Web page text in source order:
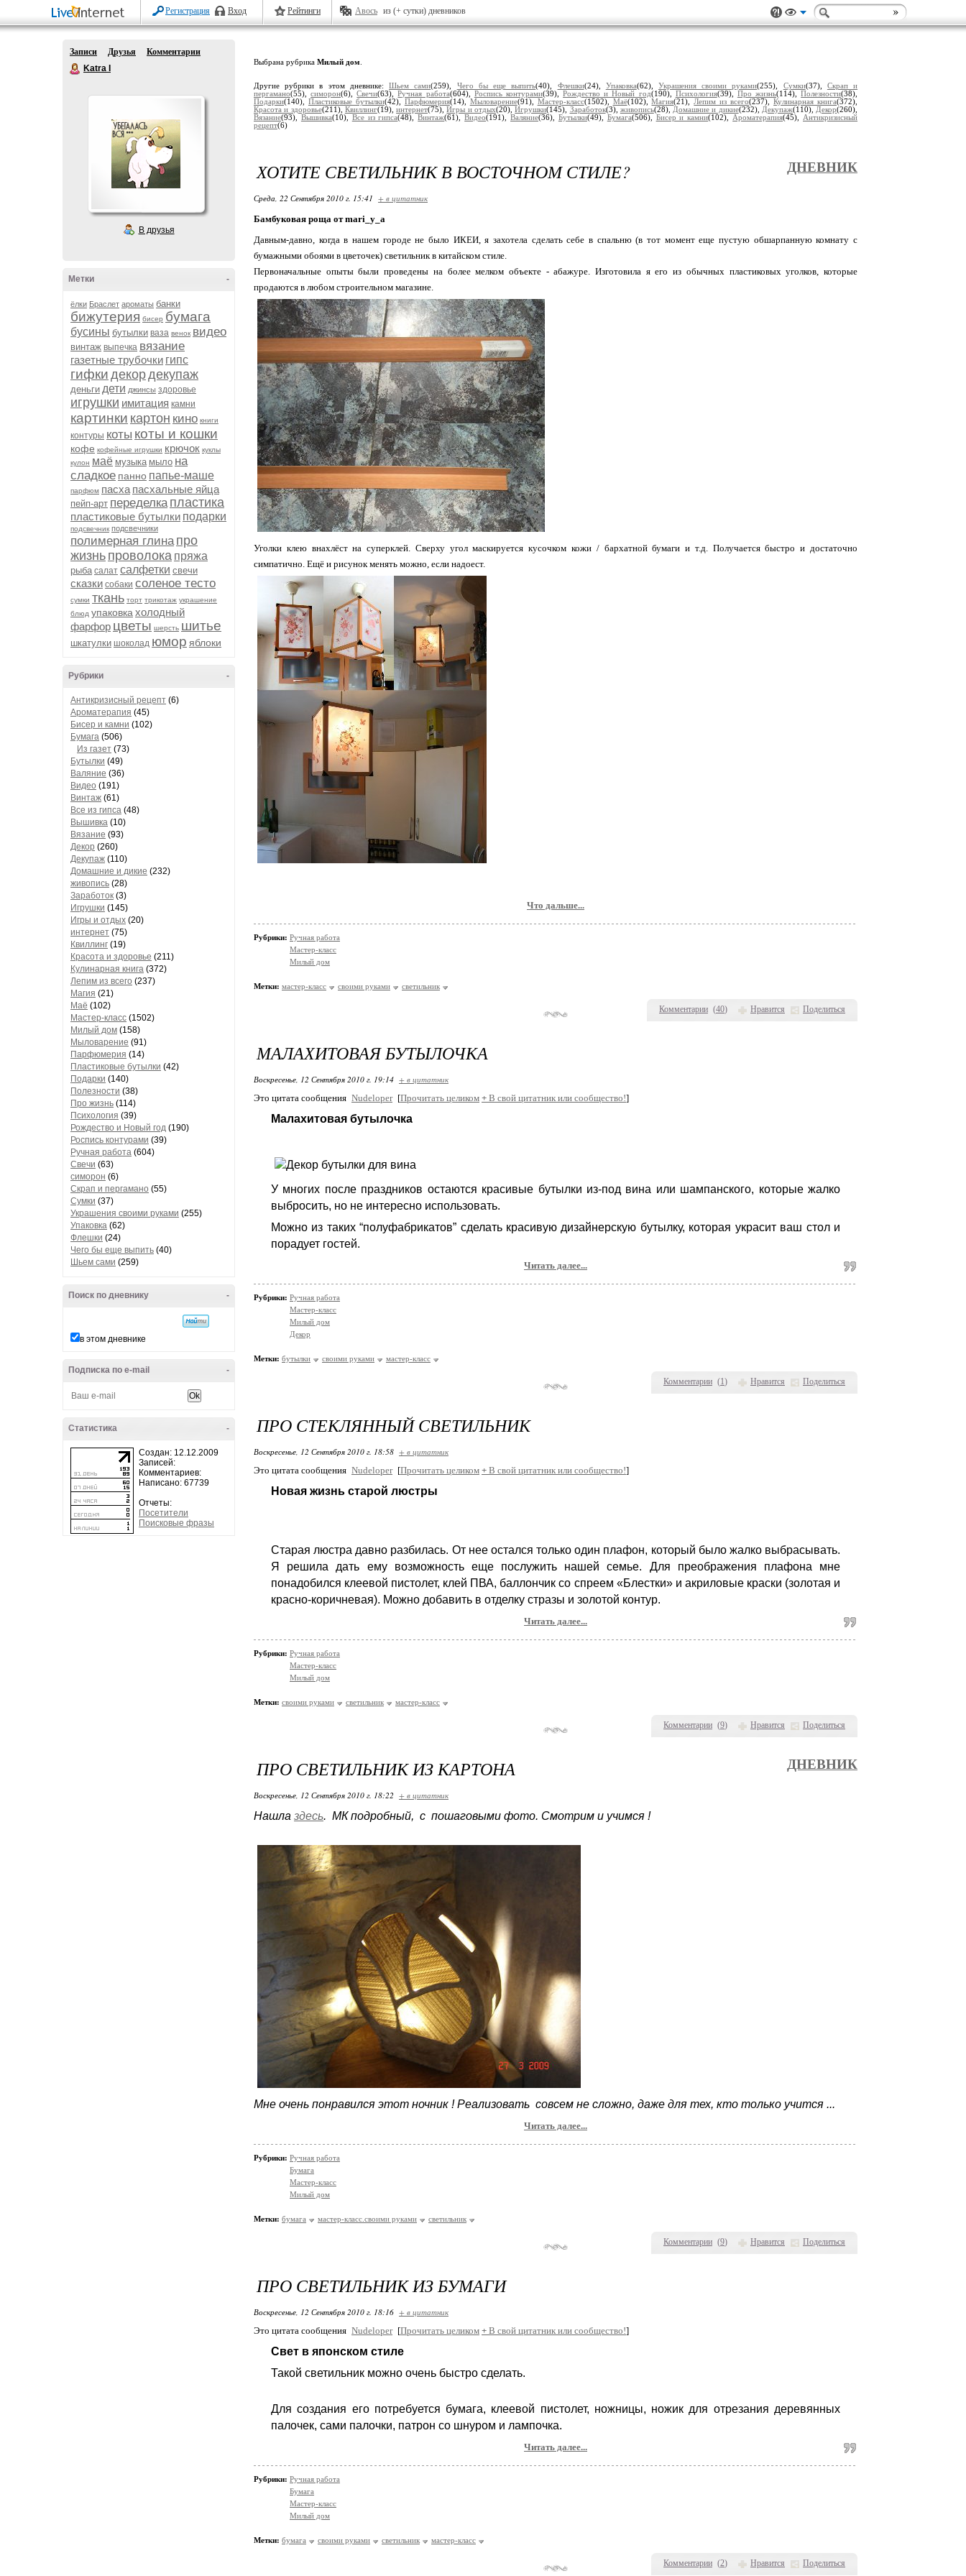
Регистрация Вход Рейтинги Авось из (+ сутки) дневников
Записи Друзья
Комментарии
Katra I
В друзья
-
Метки
ёлки Браслет ароматы банки
бижутерия бисер бумага
бусины бутылки ваза венок видео
винтаж выпечка вязание
газетные трубочки гипс
гифки декордекупаж
деньги дети джинсы здоровье
игрушки имитация камни
картинки картон кино книги
контуры коты коты и кошки
кофе кофейные игрушки крючок куклы
кулон маё музыка мыло на
сладкое панно папье-маше
парфюм пасха пасхальные яйца
пейп-арт переделка пластика
пластиковые бутылки подарки
подсвечник подсвечники
полимерная глина про
жизнь проволока пряжа
рыба салат салфетки свечи
сказки собаки соленое тесто
сумки ткань торт трикотаж украшение
блюд упаковка холодный
фарфор цветы шерсть шитье
шкатулки шоколад юмор яблоки
-
Рубрики
Антикризисный рецепт (6)
Ароматерапия (45)
Бисер и камни (102)
Бумага (506)
Из газет (73)
Бутылки (49)
Валяние (36)
Видео (191)
Винтаж (61)
Все из гипса (48)
Вышивка (10)
Вязание (93)
Декор (260)
Декупаж (110)
Домашние и дикие (232)
живопись (28)
Заработок (3)
Игрушки (145)
Игры и отдых (20)
интернет (75)
Квиллинг (19)
Красота и здоровье (211)
Кулинарная книга (372)
Лепим из всего (237)
Магия (21)
Маё (102)
Мастер-класс (1502)
Милый дом (158)
Мыловарение (91)
Парфюмерия (14)
Пластиковые бутылки (42)
Подарки (140)
Полезности (38)
Про жизнь (114)
Психология (39)
Рождество и Новый год (190)
Роспись контурами (39)
Ручная работа (604)
Свечи (63)
симорон (6)
Скрап и пергамано (55)
Сумки (37)
Украшения своими руками (255)
Упаковка (62)
Флешки (24)
Чего бы еще выпить (40)
Шьем сами (259)
-
Поиск по дневнику
в этом дневнике
-
Подписка по e-mail
-
Статистика
Создан: 12.12.2009
Записей:
Комментариев:
Написано: 67739
Отчеты:
Посетители
Поисковые фразы
Выбрана рубрика Милый дом
Другие рубрики в этом дневнике:Шьем сами(259), Чего бы еще выпить(40), Флешки(24), Упаковка(62), Украшения своими руками(255), Сумки(37), Скрап и
пергамано(55),симорон(6),Свечи(63),Ручная работа(604), Роспись контурами(39),Рождество и Новый год(190), Психология(39), Про жизнь(114),Полезности(38),
Подарки(140), Пластиковые бутылки(42), Парфюмерия(14), Мыловарение(91), Мастер-класс(1502), Маё(102),Магия(21), Лепим из всего(237),Кулинарная книга(372),
Красота и здоровье(211), Квиллинг(19),интернет(75),Игры и отдых(20),Игрушки(145), Заработок(3), живопись(28), Домашние и дикие(232), Декупаж(110), Декор(260),
Вязание(93), Вышивка(10), Все из гипса(48),Винтаж(61),Видео(191),Валяние(36), Бутылки(49), Бумага(506), Бисер и камни(102), Ароматерапия(45), Антикризисный
рецепт(6)
Комментарии (40) Нравится Поделиться
ХОТИТЕ СВЕТИЛЬНИК В ВОСТОЧНОМ СТИЛЕ? ДНЕВНИК
Среда, 22 Сентября 2010 г. 15:41 + в цитатник
Бамбуковая роща от mari_y_a
Давным-давно, когда в нашем городе не было ИКЕИ, я захотела сделать себе в спальню (в тот момент еще пустую обшарпанную комнату с
бумажными обоями в цветочек) светильник в китайском стиле.
Первоначальные опыты были проведены на более мелком объекте - абажуре. Изготовила я его из обычных пластиковых уголков, которые
продаются в любом строительном магазине.
Уголки клею внахлёст на суперклей. Сверху угол маскируется кусочком кожи / бархатной бумаги и т.д. Получается быстро и достаточно
симпатично. Ещё и рисунок менять можно, если надоест.
Что дальше...
Рубрики: Ручная работа
Мастер-класс
Милый дом
Метки: мастер-класс своими руками светильник
Комментарии (1) Нравится Поделиться
МАЛАХИТОВАЯ БУТЫЛОЧКА
Воскресенье, 12 Сентября 2010 г. 19:14 + в цитатник
Это цитата сообщения Nudeloper [Прочитать целиком + В свой цитатник или сообщество!]
Малахитовая бутылочка
У многих после праздников остаются красивые бутылки из-под вина или шампанского, которые жалко
выбросить, но не интересно использовать.
Можно из таких “полуфабрикатов” сделать красивую дизайнерскую бутылку, которая украсит ваш стол и
порадует гостей.
Читать далее...
Рубрики: Ручная работа
Мастер-класс
Милый дом
Декор
Метки: бутылки своими руками мастер-класс
Комментарии (9) Нравится Поделиться
ПРО СТЕКЛЯННЫЙ СВЕТИЛЬНИК
Воскресенье, 12 Сентября 2010 г. 18:58 + в цитатник
Это цитата сообщения Nudeloper [Прочитать целиком + В свой цитатник или сообщество!]
Новая жизнь старой люстры
Старая люстра давно разбилась. От нее остался только один плафон, который было жалко выбрасывать.
Я решила дать ему возможность еще послужить нашей семье. Для преображения плафона мне
понадобился клеевой пистолет, клей ПВА, баллончик со спреем «Блестки» и акриловые краски (золотая и
красно-коричневая). Можно добавить в отделку стразы и золотой контур.
Читать далее...
Рубрики: Ручная работа
Мастер-класс
Милый дом
Метки: своими руками светильник мастер-класс
Комментарии (9) Нравится Поделиться
ПРО СВЕТИЛЬНИК ИЗ КАРТОНА ДНЕВНИК
Воскресенье, 12 Сентября 2010 г. 18:22 + в цитатник
Нашла здесь. МК подробный, с пошаговыми фото. Смотрим и учимся !
Мне очень понравился этот ночник ! Реализовать совсем не сложно, даже для тех, кто только учится ...
Читать далее...
Рубрики: Ручная работа
Бумага
Мастер-класс
Милый дом
Метки: бумага мастер-класс.своими руками светильник
Комментарии (2) Нравится Поделиться
ПРО СВЕТИЛЬНИК ИЗ БУМАГИ
Воскресенье, 12 Сентября 2010 г. 18:16 + в цитатник
Это цитата сообщения Nudeloper [Прочитать целиком + В свой цитатник или сообщество!]
Свет в японском стиле
Такой светильник можно очень быстро сделать.
Для создания его потребуется бумага, клеевой пистолет, ножницы, ножик для отрезания деревянных
палочек, сами палочки, патрон со шнуром и лампочка.
Читать далее...
Рубрики: Ручная работа
Бумага
Мастер-класс
Милый дом
Метки: бумага своими руками светильник мастер-класс